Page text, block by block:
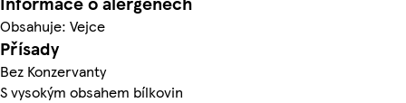
Obsahuje: Vejce
Přísady
Bez Konzervanty
S vysokým obsahem bílkovin